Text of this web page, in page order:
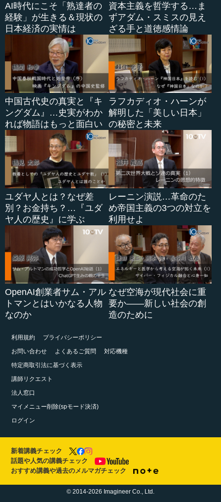
AI時代にこそ「熟達者の
経験」が生きる＆現状の
日本経済の実情は
資本主義を哲学する…ま
ずアダム・スミスの見え
ざる手と道徳感情論
中国古代史の真実と『キ
ングダム』…史実がわか
れば物語はもっと面白い
ラフカディオ・ハーンが
解明した「美しい日本」
の秘密と未来
ユダヤ人とは？なぜ差
別？お金持ち？…『ユダ
ヤ人の歴史』に学ぶ
レーニン演説…革命のた
め帝国主義の3つの対立を
利用せよ
OpenAI創業者サム・アル
トマンとはいかなる人物
なのか
なぜ空海が現代社会に重
要か――新しい社会の創
造のために
利用規約
プライバシーポリシー
お問い合わせ
よくあるご質問
対応機種
特定商取引法に基づく表示
講師リクエスト
法人窓口
マイメニュー削除(spモード決済)
ログイン
新着講義チェック
話題や人気の講義チェック
おすすめ講義や過去のメルマガチェック
© 2014-2026 Imagineer Co., Ltd.